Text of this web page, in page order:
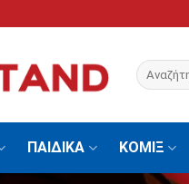
Αναζήτηση
για:
ΠΑΙΔΙΚΑ ΚΟΜΙΞ